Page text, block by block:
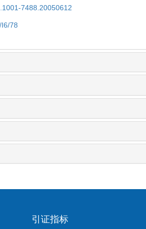
7488.20050612
78
引证指标